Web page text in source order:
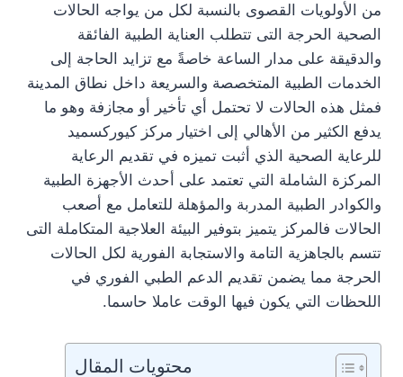
من الأولويات القصوى بالنسبة لكل من يواجه الحالات
الصحية الحرجة التى تتطلب العناية الطبية الفائقة
والدقيقة على مدار الساعة خاصةً مع تزايد الحاجة إلى
الخدمات الطبية المتخصصة والسريعة داخل نطاق المدينة
فمثل هذه الحالات لا تحتمل أي تأخير أو مجازفة وهو ما
يدفع الكثير من الأهالي إلى اختيار مركز كيوركسميد
للرعاية الصحية الذي أثبت تميزه في تقديم الرعاية
المركزة الشاملة التي تعتمد على أحدث الأجهزة الطبية
والكوادر الطبية المدربة والمؤهلة للتعامل مع أصعب
الحالات فالمركز يتميز بتوفير البيئة العلاجية المتكاملة التى
تتسم بالجاهزية التامة والاستجابة الفورية لكل الحالات
الحرجة مما يضمن تقديم الدعم الطبي الفوري في
اللحظات التي يكون فيها الوقت عاملا حاسما.
محتويات المقال